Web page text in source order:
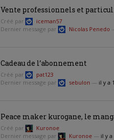
Vente professionnels et
Créé par
iceman57
Dernier message par
Nicolas Penedo
Cadeau de l’abonnement
Créé par
pat123
Dernier message par
sebulon — il y a
Peace maker kurogane, le
Créé par
Kuronoe
Dernier message par
Kuronoe — il y